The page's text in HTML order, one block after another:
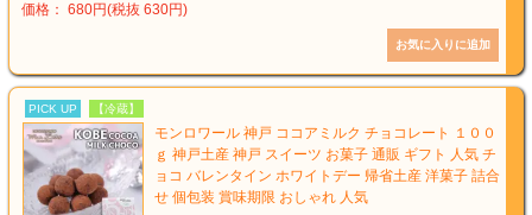
価格： 680円(税抜 630円)
PICK UP 【冷蔵】
モンロワール 神戸 ココアミルク チョコレート １００
ｇ 神戸土産 神戸 スイーツ お菓子 通販 ギフト 人気 チ
ョコ バレンタイン ホワイトデー 帰省土産 洋菓子 詰合
せ 個包装 賞味期限 おしゃれ 人気